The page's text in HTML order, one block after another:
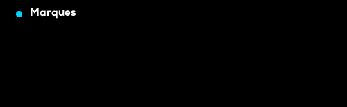
Marques